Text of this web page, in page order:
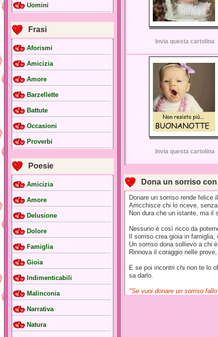
Uomini
Frasi
Aforismi
Amicizia
Amore
Barzellette
Battute
Occasioni
Proverbi
Poesie
Amicizia
Amore
Delusione
Dolore
Famiglia
Gioia
Indimenticabili
Malinconia
Narrativa
Natura
Invia questa cartolina
Invia questa cartolina
Dona un sorriso
Donare un sorriso rende felice
Arricchisce chi lo riceve,
Non dura che un istante, ma il
Nessuno è così ricco da
Il sorriso crea gioia in
Un sorriso dona sollievo a chi
Rinnova il coraggio nelle
E se poi incontri chi non te lo
sa darlo.
"Se vuoi donare un sorriso